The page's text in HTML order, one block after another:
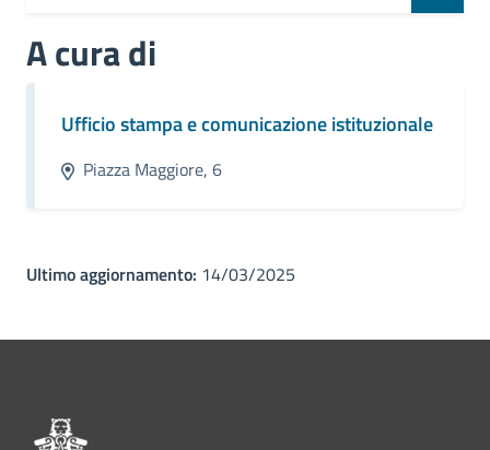
A cura di
Ufficio stampa e comunicazione istituzionale
Piazza Maggiore, 6
Ultimo aggiornamento: 14/03/2025